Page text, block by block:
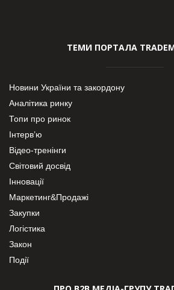
ТЕМИ ПОРТАЛА
Новини України та закордону
Аналітика ринку
Топи про ринок
Інтерв’ю
Відео-тренінги
Світовий досвід
Інновації
Маркетинг&Продажі
Закупки
Логістика
Закон
Події